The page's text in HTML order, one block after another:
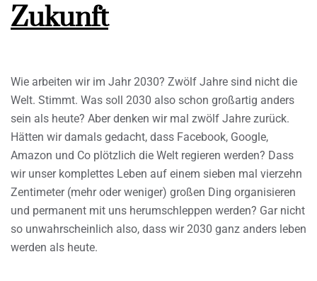
Zukunft
Wie arbeiten wir im Jahr 2030? Zwölf Jahre sind nicht die
Welt. Stimmt. Was soll 2030 also schon großartig anders
sein als heute? Aber denken wir mal zwölf Jahre zurück.
Hätten wir damals gedacht, dass Facebook, Google,
Amazon und Co plötzlich die Welt regieren werden? Dass
wir unser komplettes Leben auf einem sieben mal vierzehn
Zentimeter (mehr oder weniger) großen Ding organisieren
und permanent mit uns herumschleppen werden? Gar nicht
so unwahrscheinlich also, dass wir 2030 ganz anders leben
werden als heute.